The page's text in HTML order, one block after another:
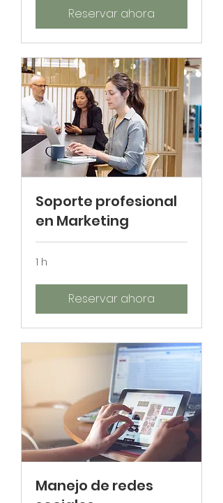
Reservar ahora
Soporte profesional
en Marketing
1 h
Reservar ahora
Manejo de redes